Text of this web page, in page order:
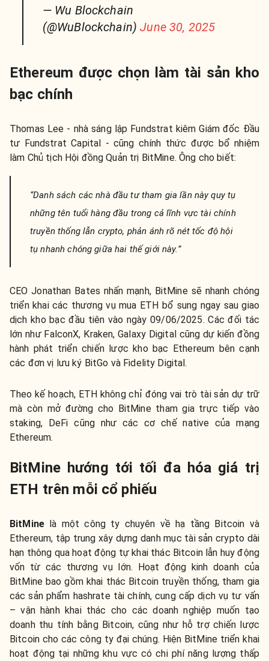
— Wu Blockchain
(@WuBlockchain)June 30, 2025
Ethereum được chọn làm tài sản kho
bạc chính
Thomas Lee - nhà sáng lập Fundstrat kiêm Giám đốc Đầu
tư Fundstrat Capital - cũng chính thức được bổ nhiệm
làm Chủ tịch Hội đồng Quản trị BitMine. Ông cho biết:
“Danh sách các nhà đầu tư tham gia lần này quy tụ
những tên tuổi hàng đầu trong cả lĩnh vực tài chính
truyền thống lẫn crypto, phản ánh rõ nét tốc độ hội
tụ nhanh chóng giữa hai thế giới này.”
CEO Jonathan Bates nhấn mạnh, BitMine sẽ nhanh chóng
triển khai các thương vụ mua ETH bổ sung ngay sau giao
dịch kho bạc đầu tiên vào ngày 09/06/2025. Các đối tác
lớn như FalconX, Kraken, Galaxy Digital cũng dự kiến đồng
hành phát triển chiến lược kho bạc Ethereum bên cạnh
các đơn vị lưu ký BitGo và Fidelity Digital.
Theo kế hoạch, ETH không chỉ đóng vai trò tài sản dự trữ
mà còn mở đường cho BitMine tham gia trực tiếp vào
staking, DeFi cũng như các cơ chế native của mạng
Ethereum.
BitMine hướng tới tối đa hóa giá trị
ETH trên mỗi cổ phiếu
BitMine là một công ty chuyên về hạ tầng Bitcoin và
Ethereum, tập trung xây dựng danh mục tài sản crypto dài
hạn thông qua hoạt động tự khai thác Bitcoin lẫn huy động
vốn từ các thương vụ lớn. Hoạt động kinh doanh của
BitMine bao gồm khai thác Bitcoin truyền thống, tham gia
các sản phẩm hashrate tài chính, cung cấp dịch vụ tư vấn
– vận hành khai thác cho các doanh nghiệp muốn tạo
doanh thu tính bằng Bitcoin, cũng như hỗ trợ chiến lược
Bitcoin cho các công ty đại chúng. Hiện BitMine triển khai
hoạt động tại những khu vực có chi phí năng lượng thấp